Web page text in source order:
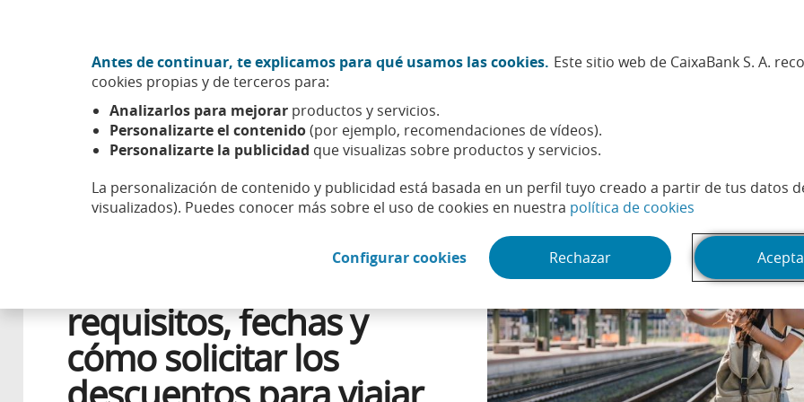
Antes de continuar, te explicamos para qué usamos las cookies. Este sitio web de CaixaBank S. A.
cookies propias y de terceros para:
Analizarlos para mejorar productos y servicios.
Personalizarte el contenido(por ejemplo, recomendaciones de vídeos).
Personalizarte la publicidad que visualizas sobre productos y servicios.
La personalización de contenido y publicidad está basada en un perfil tuyo creado a partir de tus datos
visualizados). Puedes conocer más sobre el uso de cookies en nuestra política de cookies
Configurar cookies(Abrir en ventana nueva)
Rechazar
Sobre nosotros
Esfera Aprender Salud financiera Verano Joven 2026: requisitos, fechas y cómo solicitar los descuentos para viajar
10 JUNIO 2026
requisitos, fechas y
cómo solicitar los